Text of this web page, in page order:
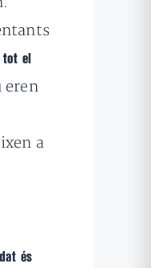
el
eren
a
és